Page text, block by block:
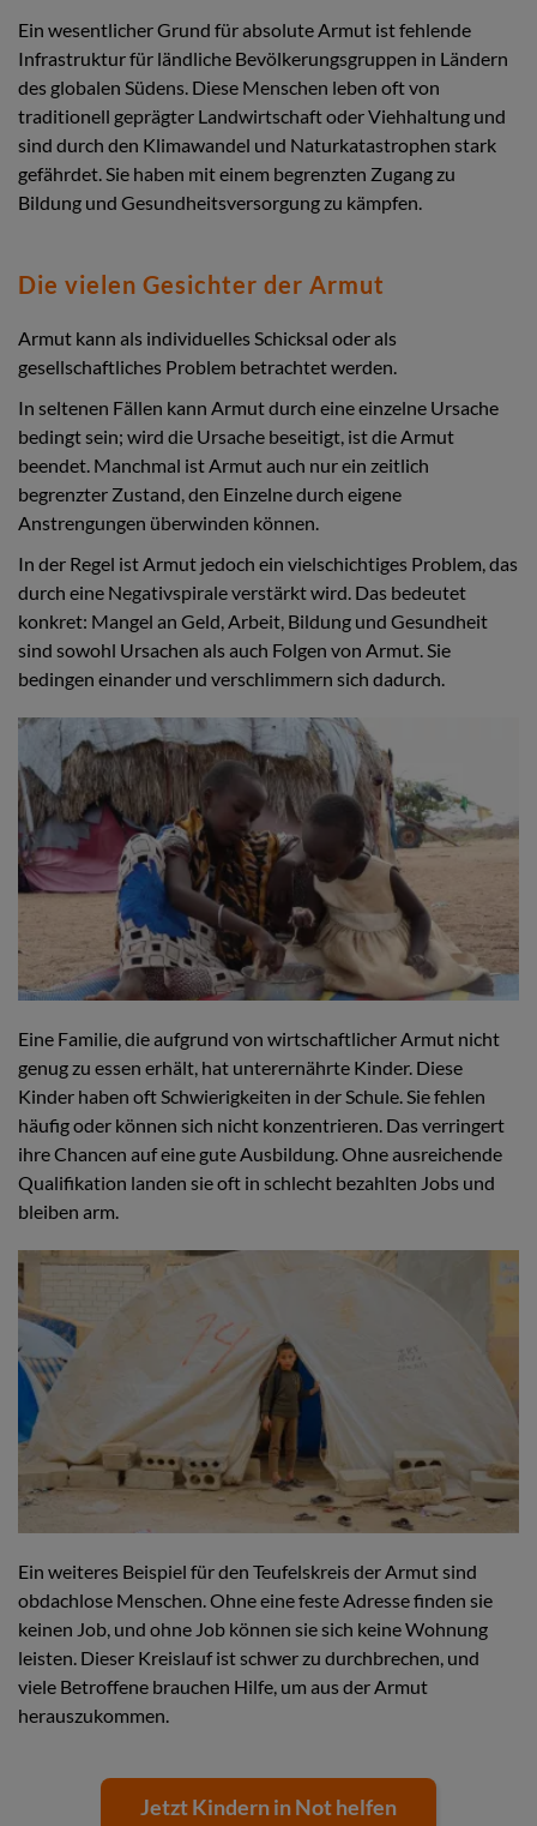
Ein wesentlicher Grund für absolute Armut ist fehlende
Infrastruktur für ländliche Bevölkerungsgruppen in Ländern
des globalen Südens. Diese Menschen leben oft von
traditionell geprägter Landwirtschaft oder Viehhaltung und
sind durch den Klimawandel und Naturkatastrophen stark
gefährdet. Sie haben mit einem begrenzten Zugang zu
Bildung und Gesundheitsversorgung zu kämpfen.
Die vielen Gesichter der Armut
Armut kann als individuelles Schicksal oder als
gesellschaftliches Problem betrachtet werden.
In seltenen Fällen kann Armut durch eine einzelne Ursache
bedingt sein; wird die Ursache beseitigt, ist die Armut
beendet. Manchmal ist Armut auch nur ein zeitlich
begrenzter Zustand, den Einzelne durch eigene
Anstrengungen überwinden können.
In der Regel ist Armut jedoch ein vielschichtiges Problem, das
durch eine Negativspirale verstärkt wird. Das bedeutet
konkret: Mangel an Geld, Arbeit, Bildung und Gesundheit
sind sowohl Ursachen als auch Folgen von Armut. Sie
bedingen einander und verschlimmern sich dadurch.
Eine Familie, die aufgrund von wirtschaftlicher Armut nicht
genug zu essen erhält, hat unterernährte Kinder. Diese
Kinder haben oft Schwierigkeiten in der Schule. Sie fehlen
häufig oder können sich nicht konzentrieren. Das verringert
ihre Chancen auf eine gute Ausbildung. Ohne ausreichende
Qualifikation landen sie oft in schlecht bezahlten Jobs und
bleiben arm.
Ein weiteres Beispiel für den Teufelskreis der Armut sind
obdachlose Menschen. Ohne eine feste Adresse finden sie
keinen Job, und ohne Job können sie sich keine Wohnung
leisten. Dieser Kreislauf ist schwer zu durchbrechen, und
viele Betroffene brauchen Hilfe, um aus der Armut
herauszukommen.
Jetzt Kindern in Not helfen